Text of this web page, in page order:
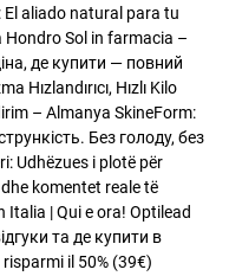
El aliado natural para tu
Hondro Sol in farmacia –
де купити — повний
Hızlandırıcı, Hızlı Kilo
– Almanya SkineForm:
Без голоду, без
Udhëzues i plotë për
komentet reale të
Italia | Qui e ora! Optilead
та де купити в
il 50% (39€)